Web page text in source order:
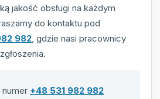
jakość obsługi na każdym
do kontaktu pod
982 , gdzie nasi pracownicy
+48 531 982 982